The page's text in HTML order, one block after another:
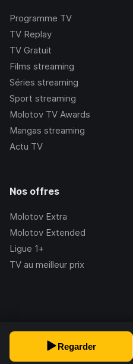
Regarder
Programme TV
TV Replay
TV Gratuit
Films streaming
Séries streaming
Sport streaming
Molotov TV Awards
Mangas streaming
Actu TV
Nos offres
Molotov Extra
Molotov Extended
Ligue 1+
TV au meilleur prix